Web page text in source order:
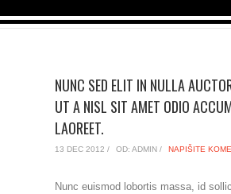
NUNC SED ELIT IN NULLA
UT A NISL SIT AMET ODIO
LAOREET.
13 DEC 2012 / OD: ADMIN / NAPIŠITE
Nunc euismod lobortis massa, id